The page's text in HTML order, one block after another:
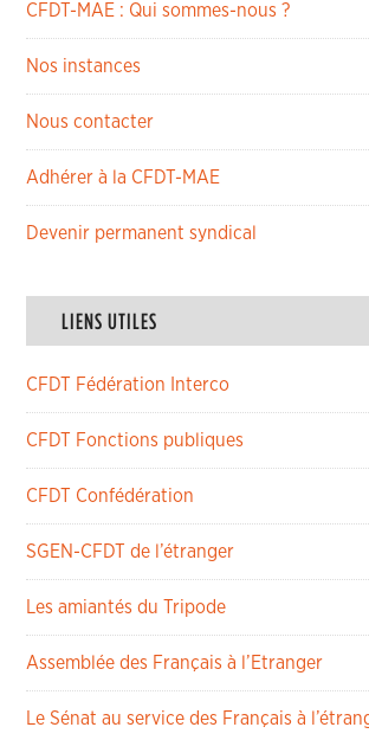
CFDT-MAE : Qui sommes-nous ?
Nos instances
Nous contacter
Adhérer à la CFDT-MAE
Devenir permanent syndical
LIENS UTILES
CFDT Fédération Interco
CFDT Fonctions publiques
CFDT Confédération
SGEN-CFDT de l’étranger
Les amiantés du Tripode
Assemblée des Français à l’Etranger
Le Sénat au service des Français à